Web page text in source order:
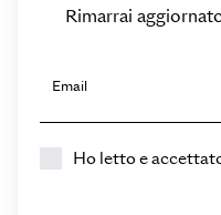
Seleziona un Colore
Seleziona una Pelle
Rimarrai
Email
Ho letto e